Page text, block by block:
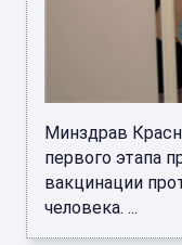
Минздрав
первого этапа
вакцинации
человека. ...